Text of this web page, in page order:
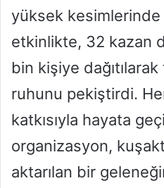
yüksek
etkinlikte, 32 kazan
bin kişiye
ruhunu pekiştirdi.
katkısıyla hayata
organizasyon,
aktarılan bir